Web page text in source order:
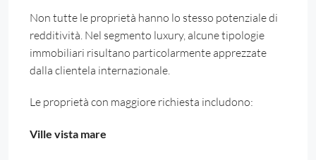
Non tutte le proprietà hanno lo stesso potenziale di
redditività. Nel segmento luxury, alcune tipologie
immobiliari risultano particolarmente apprezzate
dalla clientela internazionale.
Le proprietà con maggiore richiesta includono:
Ville vista mare